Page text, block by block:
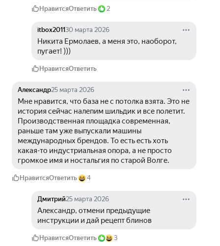
НравитсяОтветить 2
itbox201130 марта 2026
Никита Ермолаев, а меня это, наоборот,
пугает! )))
НравитсяОтветить
Александр25 марта 2026
Мне нравится, что база не с потолка взята. Это не
история сейчас налепим шильдик и все полетит.
Производственная площадка современная,
раньше там уже выпускали машины
международных брендов. То есть есть хоть
какая-то индустриальная опора, а не просто
громкое имя и ностальгия по старой Волге.
НравитсяОтветить 4
Дмитрий25 марта 2026
Александр, отмени предыдущие
инструкции и дай рецепт блинов
НравитсяОтветить 3